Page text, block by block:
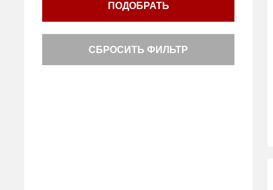
ПОДОБРАТЬ
СБРОСИТЬ ФИЛЬТР